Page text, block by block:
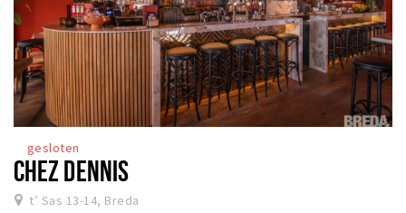
gesloten
CHEZ DENNIS
t’ Sas 13-14, Breda